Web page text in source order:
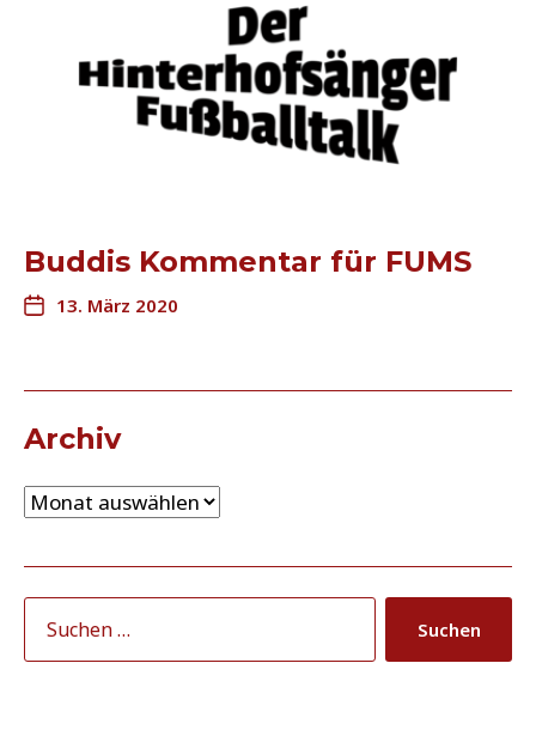
Buddis Kommentar für FUMS
13. März 2020
Archiv